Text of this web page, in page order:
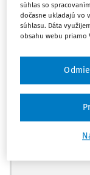
Celý
obsahu
súhlas so
dočasne ukladajú vo
súhlasu. Dáta
obsahu webu priamo